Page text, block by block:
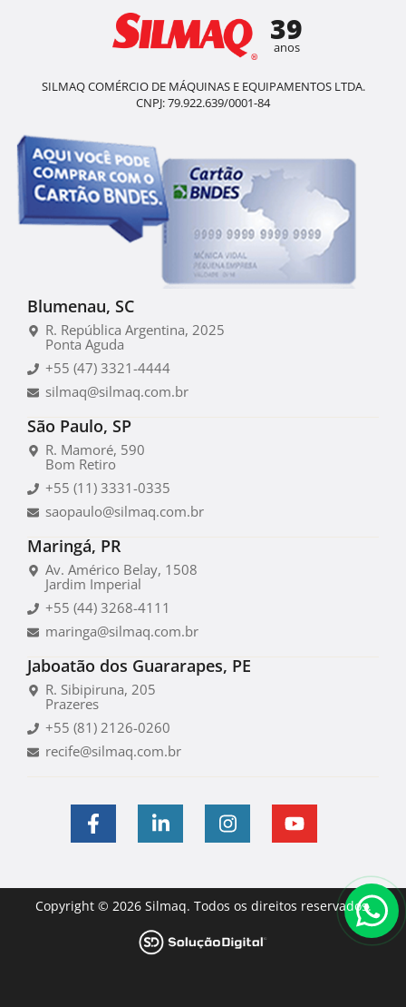
39
anos
SILMAQ COMÉRCIO DE MÁQUINAS E EQUIPAMENTOS LTDA.
CNPJ: 79.922.639/0001-84
Blumenau, SC
R. República Argentina, 2025
Ponta Aguda
+55 (47) 3321-4444
silmaq@silmaq.com.br
São Paulo, SP
R. Mamoré, 590
Bom Retiro
+55 (11) 3331-0335
saopaulo@silmaq.com.br
Maringá, PR
Av. Américo Belay, 1508
Jardim Imperial
+55 (44) 3268-4111
maringa@silmaq.com.br
Jaboatão dos Guararapes, PE
R. Sibipiruna, 205
Prazeres
+55 (81) 2126-0260
recife@silmaq.com.br
Copyright © 2026 Silmaq. Todos os direitos reservados.